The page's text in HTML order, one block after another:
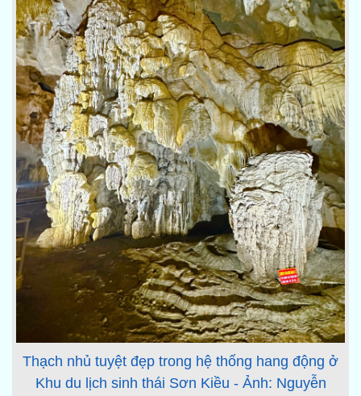
Thạch nhủ tuyệt đẹp trong hệ thống hang động ở
Khu du lịch sinh thái Sơn Kiều - Ảnh: Nguyễn